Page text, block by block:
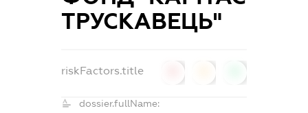
ТРУСКАВЕЦЬ"
riskFactors.title
dossier.fullName: